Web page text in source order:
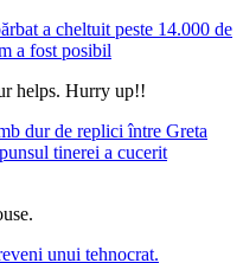
a cheltuit peste 14.000 de
a fost posibil
helps. Hurry up!!
dur de replici între Greta
tinerei a cucerit